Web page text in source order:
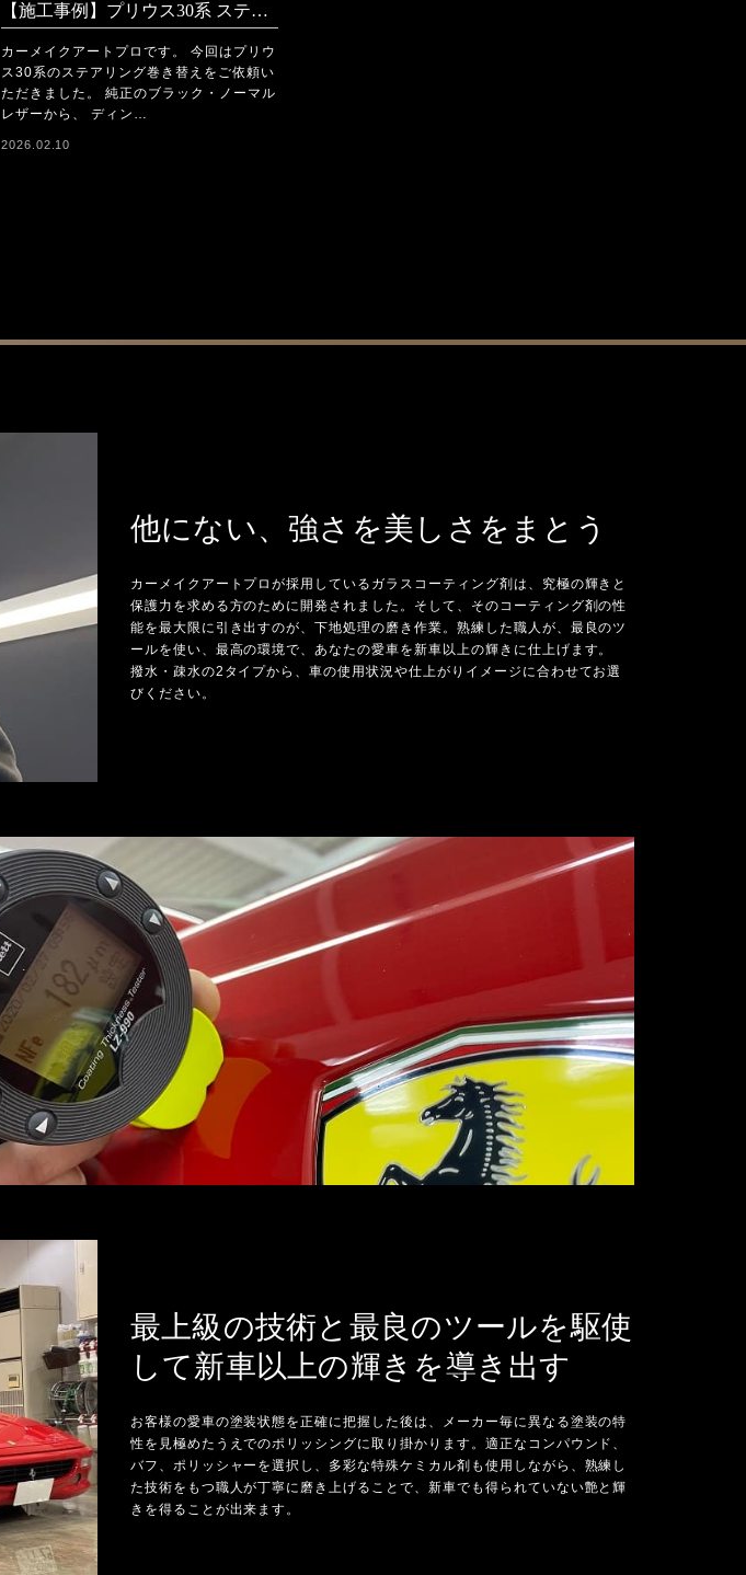
【施工事例】プリウス30系 ステアリング巻き替え施工 純正ブラック → ディンプル×ノーマルレザー＋赤ステッチ
カーメイクアートプロです。 今回はプリウ
ス30系のステアリング巻き替えをご依頼い
ただきました。 純正のブラック・ノーマル
レザーから、 ディン…
2026.02.10
他にない、強さを美しさをまとう
カーメイクアートプロが採用しているガラスコーティング剤は、究極の輝きと
保護力を求める方のために開発されました。そして、そのコーティング剤の性
能を最大限に引き出すのが、下地処理の磨き作業。熟練した職人が、最良のツ
ールを使い、最高の環境で、あなたの愛車を新車以上の輝きに仕上げます。
撥水・疎水の2タイプから、車の使用状況や仕上がりイメージに合わせてお選
びください。
最上級の技術と最良のツールを駆使
して新車以上の輝きを導き出す
お客様の愛車の塗装状態を正確に把握した後は、メーカー毎に異なる塗装の特
性を見極めたうえでのポリッシングに取り掛かります。適正なコンパウンド、
バフ、ポリッシャーを選択し、多彩な特殊ケミカル剤も使用しながら、熟練し
た技術をもつ職人が丁寧に磨き上げることで、新車でも得られていない艶と輝
きを得ることが出来ます。